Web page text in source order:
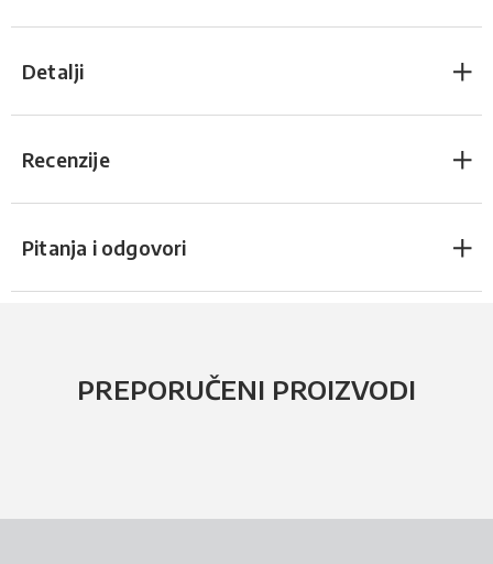
Detalji
Recenzije
Pitanja i odgovori
PREPORUČENI PROIZVODI